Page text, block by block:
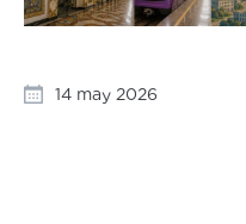
14 may 2026